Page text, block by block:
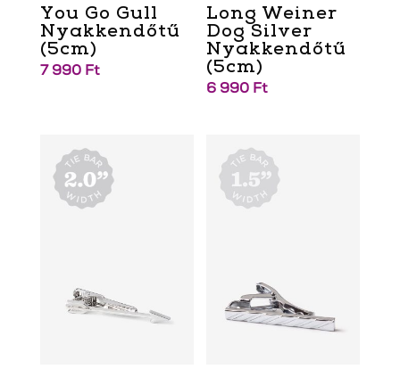
You Go Gull
Nyakkendőtű
(5cm)
7 990 Ft
Long Weiner
Dog Silver
Nyakkendőtű
(5cm)
6 990 Ft